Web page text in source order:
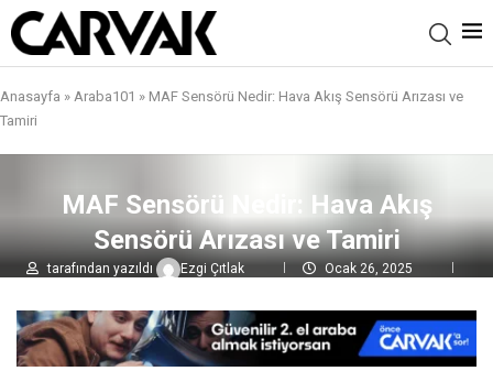
Anasayfa » Araba101 » MAF Sensörü Nedir: Hava Akış Sensörü Arızası ve
Tamiri
MAF Sensörü Nedir: Hava Akış
Sensörü Arızası ve Tamiri
tarafından yazıldı Ezgi Çıtlak
Ocak 26, 2025